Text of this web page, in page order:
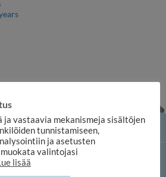
online shop
ja vastaavia mekanismeja sisältöjen
tunnistamiseen,
ja asetusten
valintojasi
lisää